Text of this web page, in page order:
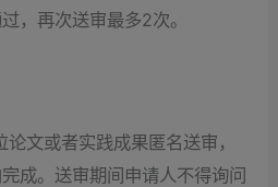
，再次送审最多2次。
文或者实践成果匿名送审，
成。送审期间申请人不得询问